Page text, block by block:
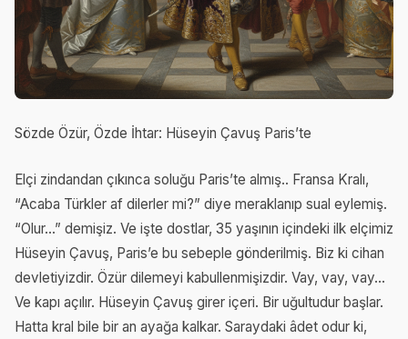
Sözde Özür, Özde İhtar: Hüseyin Çavuş Paris’te
Elçi zindandan çıkınca soluğu Paris’te almış.. Fransa Kralı,
“Acaba Türkler af dilerler mi?” diye meraklanıp sual eylemiş.
“Olur...” demişiz. Ve işte dostlar, 35 yaşının içindeki ilk elçimiz
Hüseyin Çavuş, Paris’e bu sebeple gönderilmiş. Biz ki cihan
devletiyizdir. Özür dilemeyi kabullenmişizdir. Vay, vay, vay...
Ve kapı açılır. Hüseyin Çavuş girer içeri. Bir uğultudur başlar.
Hatta kral bile bir an ayağa kalkar. Saraydaki âdet odur ki,